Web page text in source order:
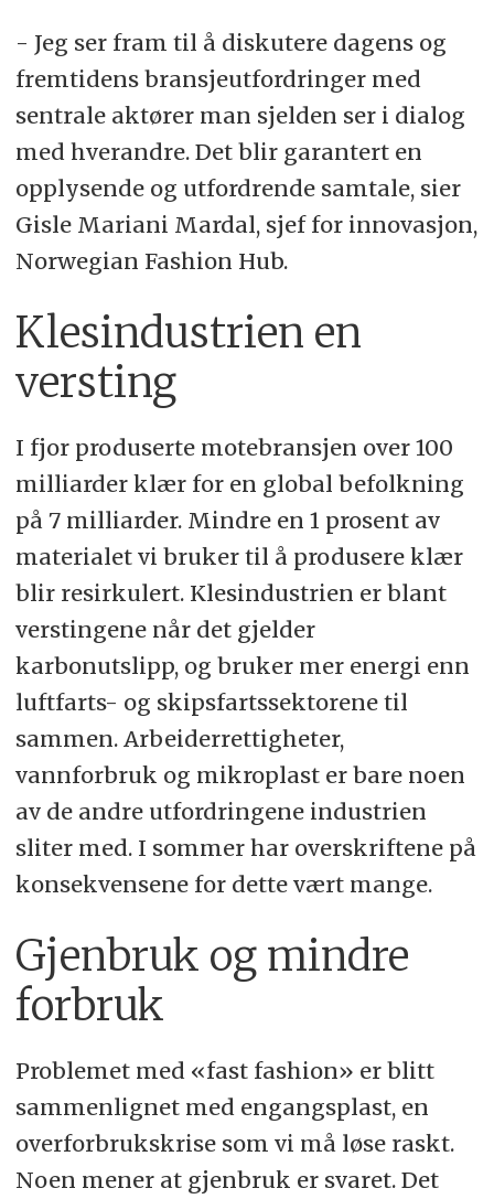
- Jeg ser fram til å diskutere dagens og
fremtidens bransjeutfordringer med
sentrale aktører man sjelden ser i dialog
med hverandre. Det blir garantert en
opplysende og utfordrende samtale, sier
Gisle Mariani Mardal, sjef for innovasjon,
Norwegian Fashion Hub.
Klesindustrien en
versting
I fjor produserte motebransjen over 100
milliarder klær for en global befolkning
på 7 milliarder. Mindre en 1 prosent av
materialet vi bruker til å produsere klær
blir resirkulert. Klesindustrien er blant
verstingene når det gjelder
karbonutslipp, og bruker mer energi enn
luftfarts- og skipsfartssektorene til
sammen. Arbeiderrettigheter,
vannforbruk og mikroplast er bare noen
av de andre utfordringene industrien
sliter med. I sommer har overskriftene på
konsekvensene for dette vært mange.
Gjenbruk og mindre
forbruk
Problemet med «fast fashion» er blitt
sammenlignet med engangsplast, en
overforbrukskrise som vi må løse raskt.
Noen mener at gjenbruk er svaret. Det